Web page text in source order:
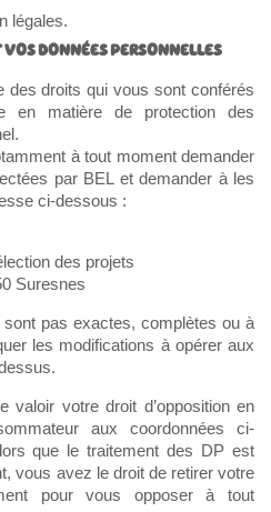
légales.
DONNÉES PERSONNELLES
des droits qui vous sont conférés
en matière de protection des
à tout moment demander
par BEL et demander à les
ci-dessous :
des projets
Suresnes
pas exactes, complètes ou à
les modifications à opérer aux
valoir votre droit d’opposition en
aux coordonnées ci-
que le traitement des DP est
vous avez le droit de retirer votre
pour vous opposer à tout